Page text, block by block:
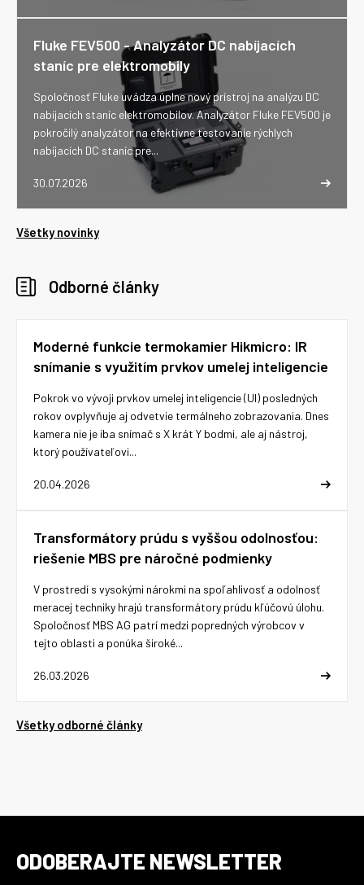
Fluke FEV500 - Analyzátor DC nabíjacích
staníc pre elektromobily
30.07.2026
Spoločnosť Fluke uvádza úplne nový prístroj na analýzu DC
nabíjacích staníc elektromobilov. Analyzátor Fluke FEV500 je
pokročilý analyzátor na efektívne testovanie rýchlych
nabíjacích DC staníc pre...
Všetky novinky
Odborné články
Moderné funkcie termokamier Hikmicro: IR
snímanie s využitím prvkov umelej inteligencie
20.04.2026
Pokrok vo vývoji prvkov umelej inteligencie (UI) posledných
rokov ovplyvňuje aj odvetvie termálneho zobrazovania. Dnes
kamera nie je iba snímač s X krát Y bodmi, ale aj nástroj,
ktorý používateľovi...
Transformátory prúdu s vyššou odolnosťou:
riešenie MBS pre náročné podmienky
26.03.2026
V prostredí s vysokými nárokmi na spoľahlivosť a odolnosť
meracej techniky hrajú transformátory prúdu kľúčovú úlohu.
Spoločnosť MBS AG patrí medzi popredných výrobcov v
tejto oblasti a ponúka široké...
Všetky odborné články
ODOBERAJTE NEWSLETTER